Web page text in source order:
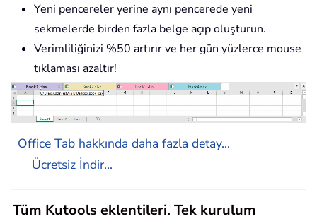
Yeni pencereler yerine aynı pencerede yeni
sekmelerde birden fazla belge açıp oluşturun.
Verimliliğinizi %50 artırır ve her gün yüzlerce mouse
tıklaması azaltır!
Office Tab hakkında daha fazla detay...
Ücretsiz İndir...
Tüm Kutools eklentileri. Tek kurulum